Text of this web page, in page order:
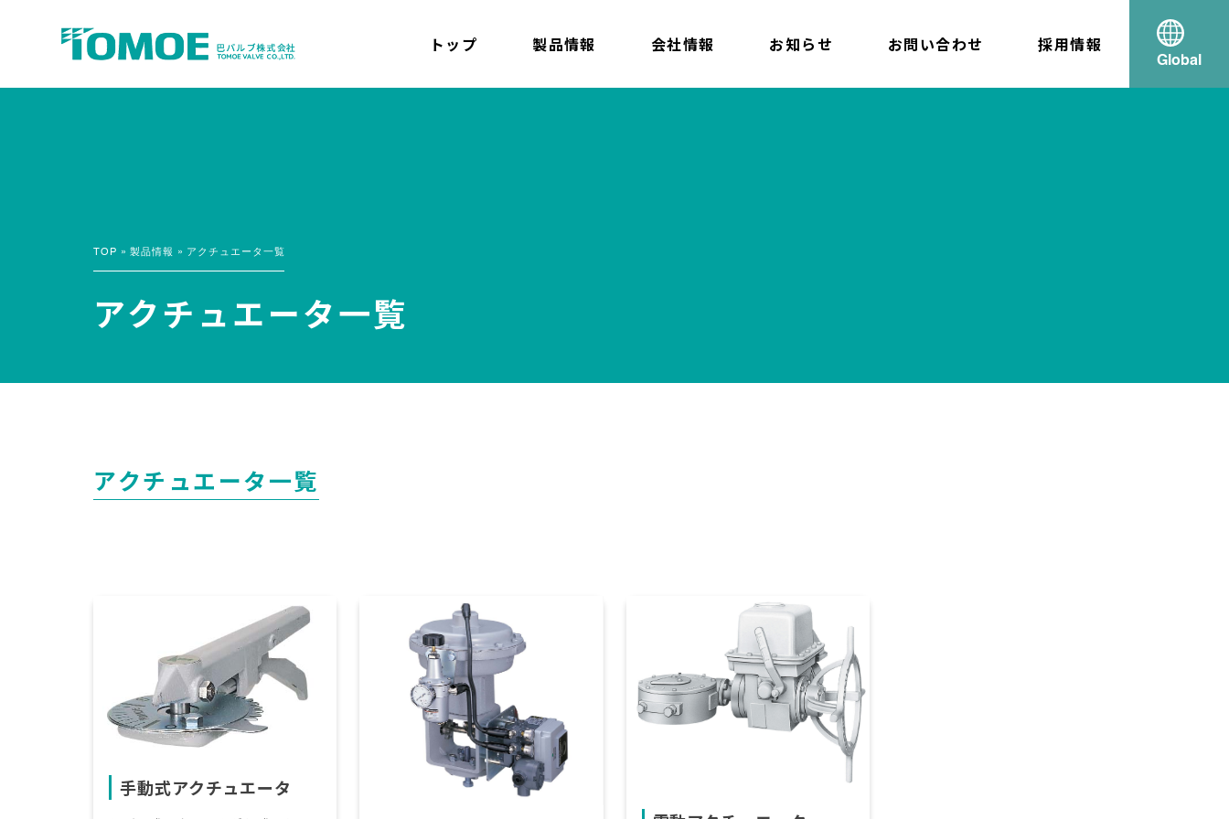
トップ 製品情報 会社情報 お知らせ お問い合わせ 採用情報
Global
TOP »製品情報 » アクチュエータ一覧
アクチュエータ一覧
アクチュエータ一覧
手動式アクチュエータ